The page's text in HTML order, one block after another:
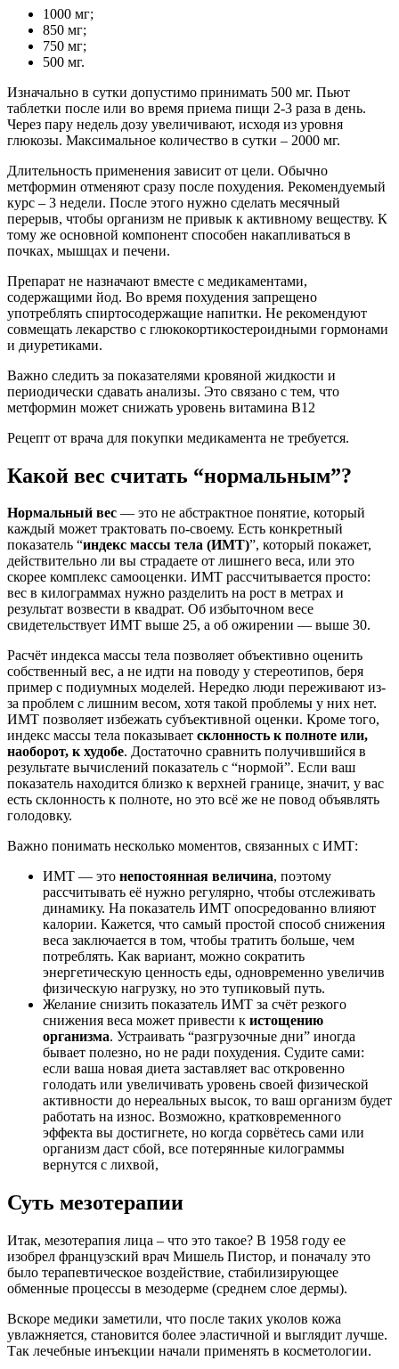
1000 мг;
850 мг;
750 мг;
500 мг.
Изначально в сутки допустимо принимать 500 мг. Пьют
таблетки после или во время приема пищи 2-3 раза в день.
Через пару недель дозу увеличивают, исходя из уровня
глюкозы. Максимальное количество в сутки – 2000 мг.
Длительность применения зависит от цели. Обычно
метформин отменяют сразу после похудения. Рекомендуемый
курс – 3 недели. После этого нужно сделать месячный
перерыв, чтобы организм не привык к активному веществу. К
тому же основной компонент способен накапливаться в
почках, мышцах и печени.
Препарат не назначают вместе с медикаментами,
содержащими йод. Во время похудения запрещено
употреблять спиртосодержащие напитки. Не рекомендуют
совмещать лекарство с глюкокортикостероидными гормонами
и диуретиками.
Важно следить за показателями кровяной жидкости и
периодически сдавать анализы. Это связано с тем, что
метформин может снижать уровень витамина В12
Рецепт от врача для покупки медикамента не требуется.
Какой вес считать “нормальным”?
Нормальный вес — это не абстрактное понятие, который
каждый может трактовать по-своему. Есть конкретный
показатель “индекс массы тела (ИМТ)”, который покажет,
действительно ли вы страдаете от лишнего веса, или это
скорее комплекс самооценки. ИМТ рассчитывается просто:
вес в килограммах нужно разделить на рост в метрах и
результат возвести в квадрат. Об избыточном весе
свидетельствует ИМТ выше 25, а об ожирении — выше 30.
Расчёт индекса массы тела позволяет объективно оценить
собственный вес, а не идти на поводу у стереотипов, беря
пример с подиумных моделей. Нередко люди переживают из-
за проблем с лишним весом, хотя такой проблемы у них нет.
ИМТ позволяет избежать субъективной оценки. Кроме того,
индекс массы тела показывает склонность к полноте или,
наоборот, к худобе. Достаточно сравнить получившийся в
результате вычислений показатель с “нормой”. Если ваш
показатель находится близко к верхней границе, значит, у вас
есть склонность к полноте, но это всё же не повод объявлять
голодовку.
Важно понимать несколько моментов, связанных с ИМТ:
ИМТ — это непостоянная величина, поэтому
рассчитывать её нужно регулярно, чтобы отслеживать
динамику. На показатель ИМТ опосредованно влияют
калории. Кажется, что самый простой способ снижения
веса заключается в том, чтобы тратить больше, чем
потреблять. Как вариант, можно сократить
энергетическую ценность еды, одновременно увеличив
физическую нагрузку, но это тупиковый путь.
Желание снизить показатель ИМТ за счёт резкого
снижения веса может привести к истощению
организма. Устраивать “разгрузочные дни” иногда
бывает полезно, но не ради похудения. Судите сами:
если ваша новая диета заставляет вас откровенно
голодать или увеличивать уровень своей физической
активности до нереальных высок, то ваш организм будет
работать на износ. Возможно, кратковременного
эффекта вы достигнете, но когда сорвётесь сами или
организм даст сбой, все потерянные килограммы
вернутся с лихвой,
Суть мезотерапии
Итак, мезотерапия лица – что это такое? В 1958 году ее
изобрел французский врач Мишель Пистор, и поначалу это
было терапевтическое воздействие, стабилизирующее
обменные процессы в мезодерме (среднем слое дермы).
Вскоре медики заметили, что после таких уколов кожа
увлажняется, становится более эластичной и выглядит лучше.
Так лечебные инъекции начали применять в косметологии.